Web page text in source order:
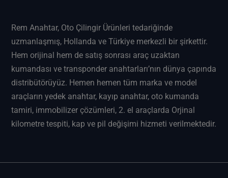
Rem Anahtar, Oto Çilingir Ürünleri tedariğinde
uzmanlaşmış, Hollanda ve Türkiye merkezli bir şirkettir.
Hem orijinal hem de satış sonrası araç uzaktan
kumandası ve transponder anahtarları’nın dünya çapında
distribütörüyüz. Hemen hemen tüm marka ve model
araçların yedek anahtar, kayıp anahtar, oto kumanda
tamiri, immobilizer çözümleri, 2. el araçlarda Orjinal
kilometre tespiti, kap ve pil değişimi hizmeti verilmektedir.